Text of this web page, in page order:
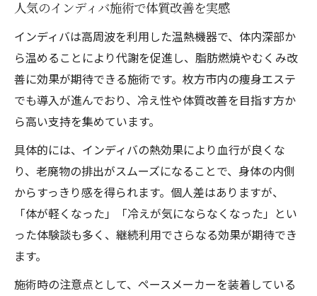
人気のインディバ施術で体質改善を実感
インディバは高周波を利用した温熱機器で、体内深部か
ら温めることにより代謝を促進し、脂肪燃焼やむくみ改
善に効果が期待できる施術です。枚方市内の痩身エステ
でも導入が進んでおり、冷え性や体質改善を目指す方か
ら高い支持を集めています。
具体的には、インディバの熱効果により血行が良くな
り、老廃物の排出がスムーズになることで、身体の内側
からすっきり感を得られます。個人差はありますが、
「体が軽くなった」「冷えが気にならなくなった」とい
った体験談も多く、継続利用でさらなる効果が期待でき
ます。
施術時の注意点として、ペースメーカーを装着している